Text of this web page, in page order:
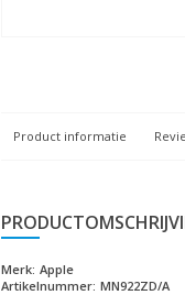
Product informatie
Merk: Apple
Artikelnummer: MN922ZD/A